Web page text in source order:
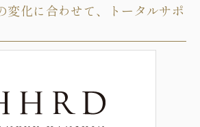
変化に合わせて、トータルサポ